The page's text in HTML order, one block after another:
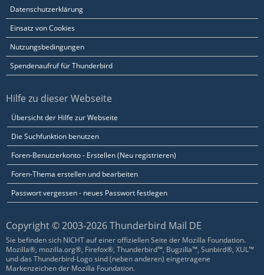
Datenschutzerklärung
Einsatz von Cookies
Nutzungsbedingungen
Spendenaufruf für Thunderbird
Hilfe zu dieser Webseite
Übersicht der Hilfe zur Webseite
Die Suchfunktion benutzen
Foren-Benutzerkonto - Erstellen (Neu registrieren)
Foren-Thema erstellen und bearbeiten
Passwort vergessen - neues Passwort festlegen
Copyright © 2003-2026 Thunderbird Mail DE
Sie befinden sich NICHT auf einer offiziellen Seite der Mozilla Foundation.
Mozilla®, mozilla.org®, Firefox®, Thunderbird™, Bugzilla™, Sunbird®, XUL™
und das Thunderbird-Logo sind (neben anderen) eingetragene
Markenzeichen der Mozilla Foundation.